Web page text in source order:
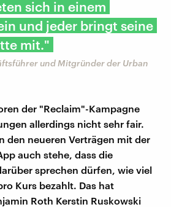
sich in einem
und jeder bringt seine
mit."
und Mitgründer der Urban
der "Reclaim"-Kampagne
allerdings nicht sehr fair.
den neueren Verträgen mit der
auch stehe, dass die
sprechen dürfen, wie viel
Kurs bezahlt. Das hat
Roth Kerstin Ruskowski